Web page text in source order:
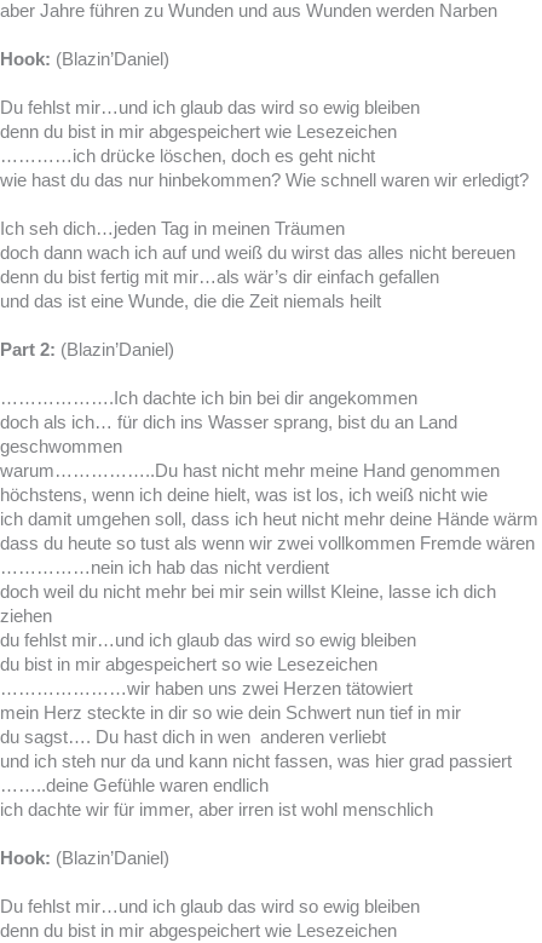
aber Jahre führen zu Wunden und aus Wunden werden Narben
Hook: (Blazin’Daniel)
Du fehlst mir…und ich glaub das wird so ewig bleiben
denn du bist in mir abgespeichert wie Lesezeichen
…………ich drücke löschen, doch es geht nicht
wie hast du das nur hinbekommen? Wie schnell waren wir erledigt?
Ich seh dich…jeden Tag in meinen Träumen
doch dann wach ich auf und weiß du wirst das alles nicht bereuen
denn du bist fertig mit mir…als wär’s dir einfach gefallen
und das ist eine Wunde, die die Zeit niemals heilt
Part 2: (Blazin’Daniel)
……………….Ich dachte ich bin bei dir angekommen
doch als ich… für dich ins Wasser sprang, bist du an Land
geschwommen
warum……………..Du hast nicht mehr meine Hand genommen
höchstens, wenn ich deine hielt, was ist los, ich weiß nicht wie
ich damit umgehen soll, dass ich heut nicht mehr deine Hände wärm
dass du heute so tust als wenn wir zwei vollkommen Fremde wären
……………nein ich hab das nicht verdient
doch weil du nicht mehr bei mir sein willst Kleine, lasse ich dich
ziehen
du fehlst mir…und ich glaub das wird so ewig bleiben
du bist in mir abgespeichert so wie Lesezeichen
…………………wir haben uns zwei Herzen tätowiert
mein Herz steckte in dir so wie dein Schwert nun tief in mir
du sagst…. Du hast dich in wen anderen verliebt
und ich steh nur da und kann nicht fassen, was hier grad passiert
……..deine Gefühle waren endlich
ich dachte wir für immer, aber irren ist wohl menschlich
Hook: (Blazin’Daniel)
Du fehlst mir…und ich glaub das wird so ewig bleiben
denn du bist in mir abgespeichert wie Lesezeichen